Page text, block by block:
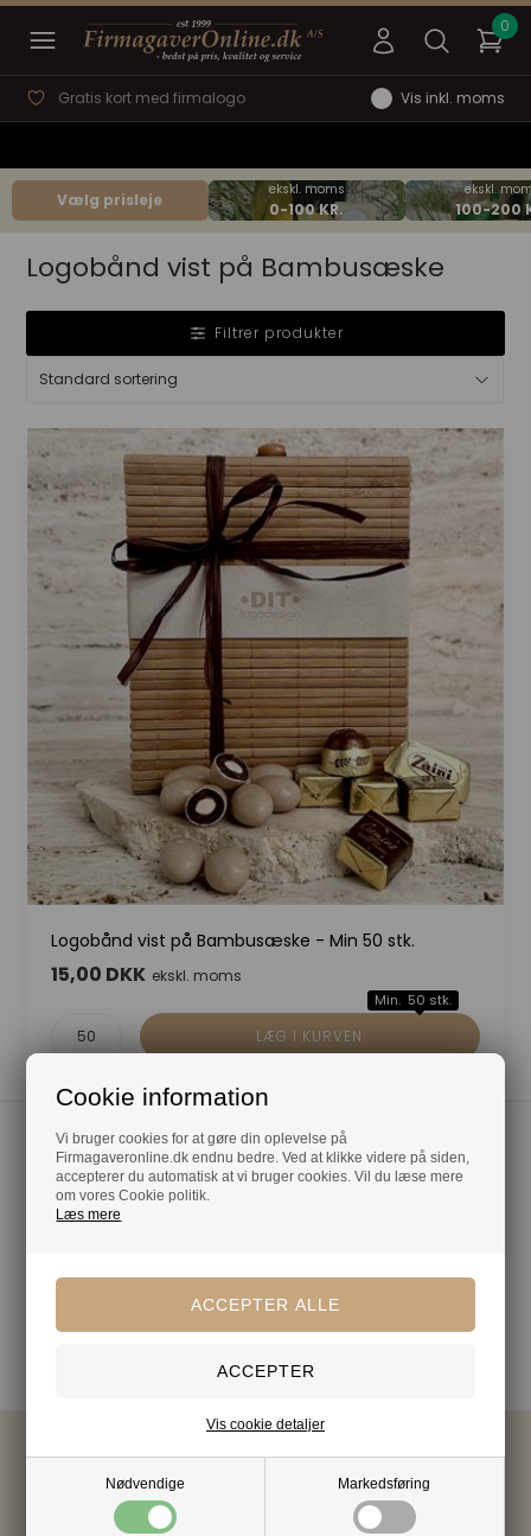
Cookie information
Vi bruger cookies for at gøre din oplevelse på
Firmagaveronline.dk endnu bedre. Ved at klikke videre på siden,
accepterer du automatisk at vi bruger cookies. Vil du læse mere
om vores Cookie politik.
Læs mere
Nødvendige Markedsføring
Vis cookie detaljer
Gratis kort med firmalogo Vis inkl. moms
Vælg prisleje
Logobånd vist på Bambusæske
Filtrer produkter
Logobånd vist på Bambusæske - Min 50 stk.
15,00 DKK ekskl. moms
Min. 50 stk.
KONTAKT OS
Mandag til fredag